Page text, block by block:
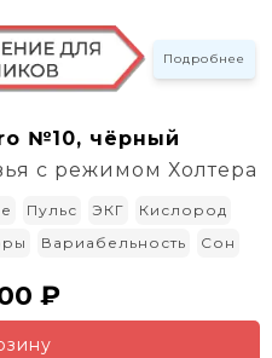
Подробнее
№10, чёрный
с режимом Холтера
Пульс ЭКГ
Кислород
Вариабельность Сон
₽